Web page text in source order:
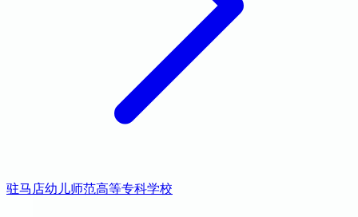
驻马店幼儿师范高等专科学校